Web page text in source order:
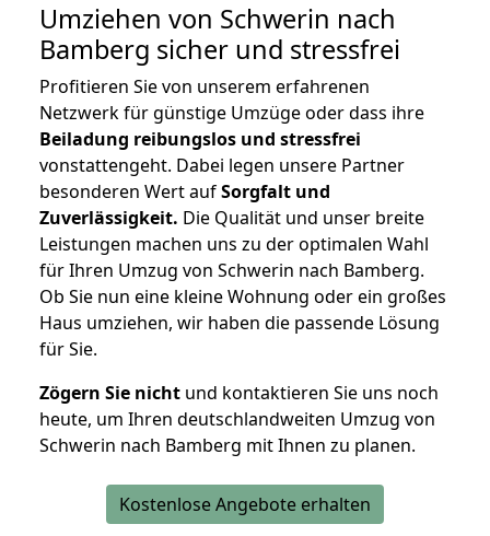
Umziehen von Schwerin nach
Bamberg sicher und stressfrei
Profitieren Sie von unserem erfahrenen
Netzwerk für günstige Umzüge oder dass ihre
Beiladung reibungslos und stressfrei
vonstattengeht. Dabei legen unsere Partner
besonderen Wert aufSorgfalt und
Zuverlässigkeit. Die Qualität und unser breite
Leistungen machen uns zu der optimalen Wahl
für Ihren Umzug von Schwerin nach Bamberg.
Ob Sie nun eine kleine Wohnung oder ein großes
Haus umziehen, wir haben die passende Lösung
für Sie.
Zögern Sie nicht und kontaktieren Sie uns noch
heute, um Ihren deutschlandweiten Umzug von
Schwerin nach Bamberg mit Ihnen zu planen.
Kostenlose Angebote erhalten